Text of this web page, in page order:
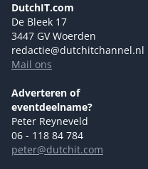
Marketingmogelijkheden 2026
Eventmogelijkheden 2026
Advertising opportunities 2026 ENG
Event opportunities 2026 ENG
Versturen
DutchIT.com
De Bleek 17
3447 GV Woerden
redactie@dutchitchannel.nl
Mail ons
Adverteren of
eventdeelname?
Peter Reyneveld
06 - 118 84 784
peter@dutchit.com